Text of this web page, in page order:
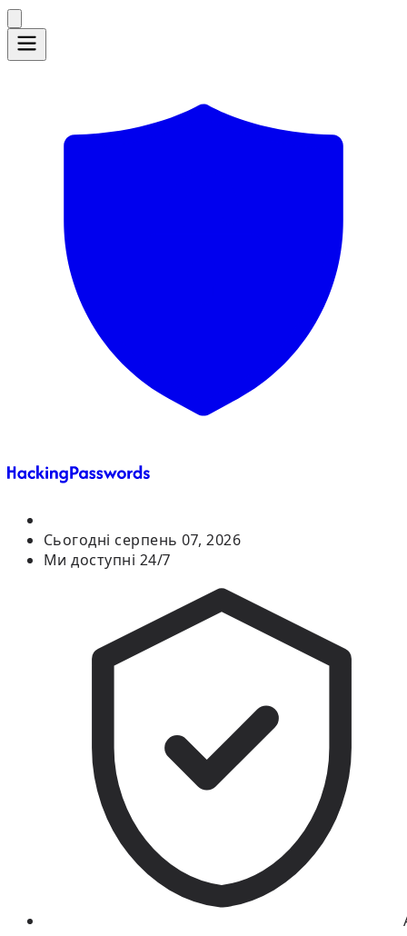
Сьогодні серпень 07, 2026
Ми доступні 24/7